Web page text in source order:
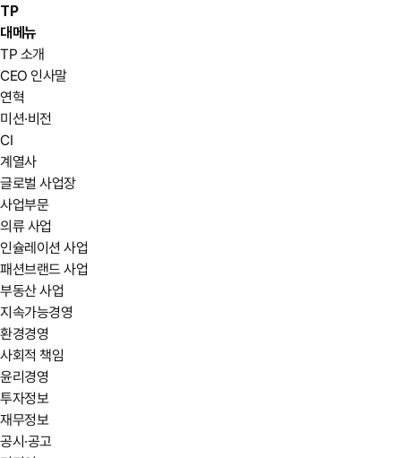
TP
대메뉴
TP 소개
CEO 인사말
연혁
미션·비전
CI
계열사
글로벌 사업장
사업부문
의류 사업
인슐레이션 사업
패션브랜드 사업
부동산 사업
지속가능경영
환경경영
사회적 책임
윤리경영
투자정보
재무정보
공시·공고